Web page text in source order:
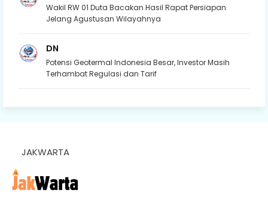
Wakil RW 01 Duta Bacakan Hasil Rapat Persiapan
Jelang Agustusan Wilayahnya
DN
Potensi Geotermal Indonesia Besar, Investor Masih
Terhambat Regulasi dan Tarif
JAKWARTA